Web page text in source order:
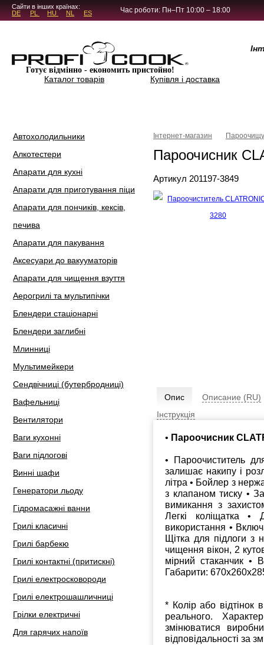
5.4.45Сайти в інших країнах:
DE
PL HU NL ES Час роботи: Пн–Пт 10:00 – 18:00
Готує відмінно - економить пристойно!
Каталог товарів Купівля і доставка
Автохолодильники
Алкотестери
Апарати для кухні
Апарати для приготування піци
Апарати для пончиків, кексів,
печива
Апарати для пакування
Аксесуари до вакууматорів
Апарати для чищення взуття
Аерогрилі та мультипічки
Блендери стаціонарні
Блендери заглибні
Млинниці
Мультимейкери
Сендвічниці (бутербродниці)
Вафельниці
Вентилятори
Ваги кухонні
Ваги підлогові
Винні шафи
Генератори льоду
Гідромасажні ванни
Грилі класичні
Грилі барбекю
Грилі контактні (притискні)
Грилі електросковороди
Грилі електрошашличниці
Грілки електричні
Для гарячих напоїв
Інтернет-магазин
Пароочисник
Артикул 201197-3849
Опис
Описание (RU)
Інструкція
• Пароочисник
• Пароочиститель
залишає накипу і
літра • Бойлер з
з клапаном тиску •
вимикання з
Легкі коліщатка •
використання •
Щітка для підлоги з
чищення вікон, 2
мірний стаканчик •
Габарити:
* Колір або відтінок
реального.
змінюватися
відповідальності за